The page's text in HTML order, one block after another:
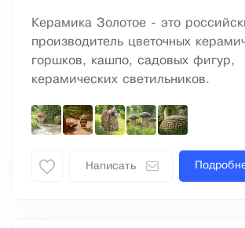
Керамика Золотое - это
производитель цветочных
горшков, кашпо, садовых фигур,
керамических светильников.
Написать